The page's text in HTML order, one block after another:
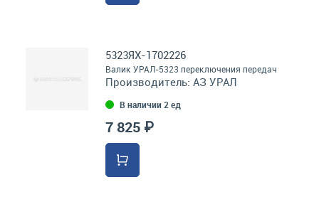
5323ЯХ-1702226
Валик УРАЛ-5323 переключения передач
Производитель: АЗ УРАЛ
В наличии 2 ед
7 825 ₽